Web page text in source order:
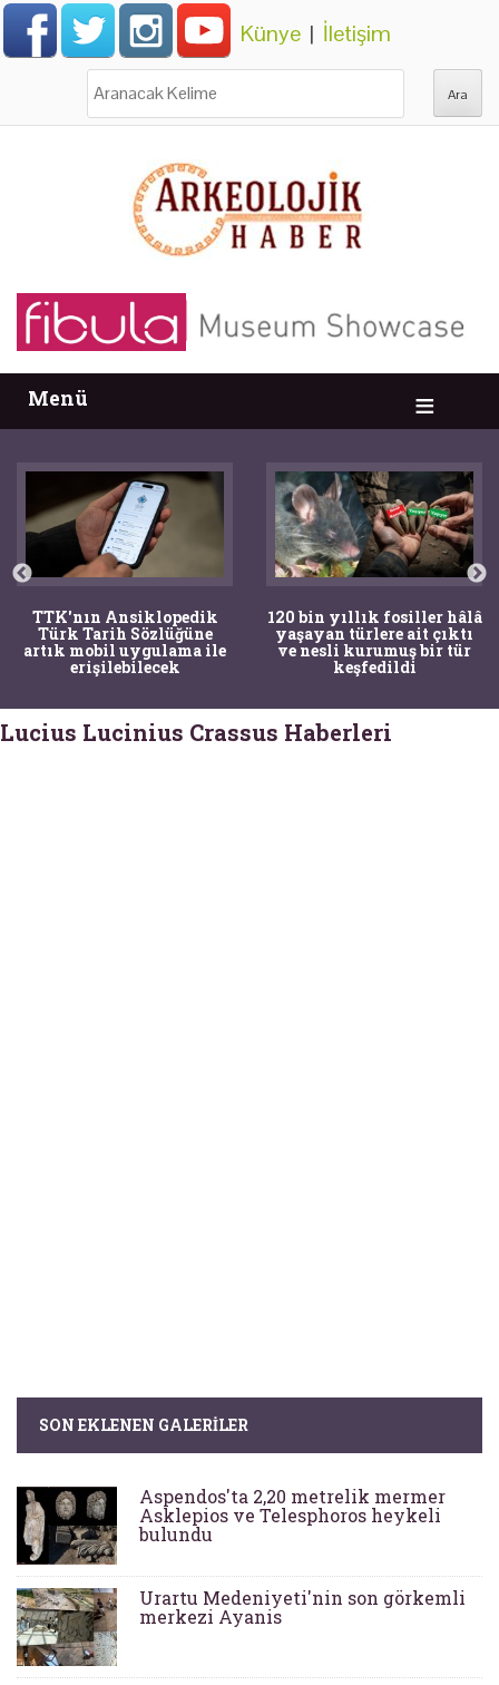
Künye | İletişim
Menü
TTK'nın Ansiklopedik
Türk Tarih Sözlüğüne
artık mobil uygulama ile
erişilebilecek
120 bin yıllık fosiller hâlâ
yaşayan türlere ait çıktı
ve nesli kurumuş bir tür
keşfedildi
Lucius Lucinius Crassus Haberleri
SON EKLENEN GALERILER
Aspendos'ta 2,20 metrelik mermer
Asklepios ve Telesphoros heykeli
bulundu
Urartu Medeniyeti'nin son görkemli
merkezi Ayanis